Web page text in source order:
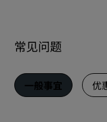
常见问题
一般事宜 优